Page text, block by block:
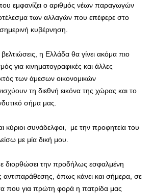
εμφανίζει ο αριθμός νέων παραγωγών
των αλλαγών που επέφερε στο
κυβέρνηση.
βελτιώσεις, η Ελλάδα θα γίνει ακόμα πιο
για κινηματογραφικές και άλλες
των άμεσων οικονομικών
τη διεθνή εικόνα της χώρας και το
σήμα μας.
κύριοι συνάδελφοι, με την προφητεία του
με μία δική μου.
διορθώσει την προδήλως εσφαλμένη
αντιπαράθεσης, όπως κάνει και σήμερα, σε
που για πρώτη φορά η πατρίδα μας